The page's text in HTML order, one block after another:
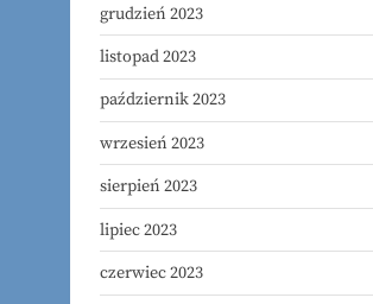
grudzień 2023
listopad 2023
październik 2023
wrzesień 2023
sierpień 2023
lipiec 2023
czerwiec 2023